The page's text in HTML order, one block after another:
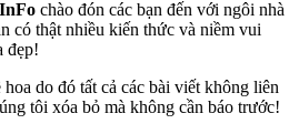
chào đón các bạn đến với ngôi nhà
có thật nhiều kiến thức và niềm vui
đẹp!
do đó tất cả các bài viết không liên
tôi xóa bỏ mà không cần báo trước!